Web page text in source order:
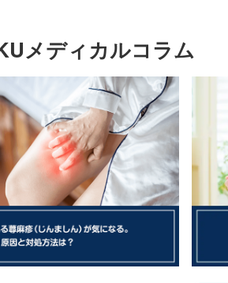
メディカルコラム